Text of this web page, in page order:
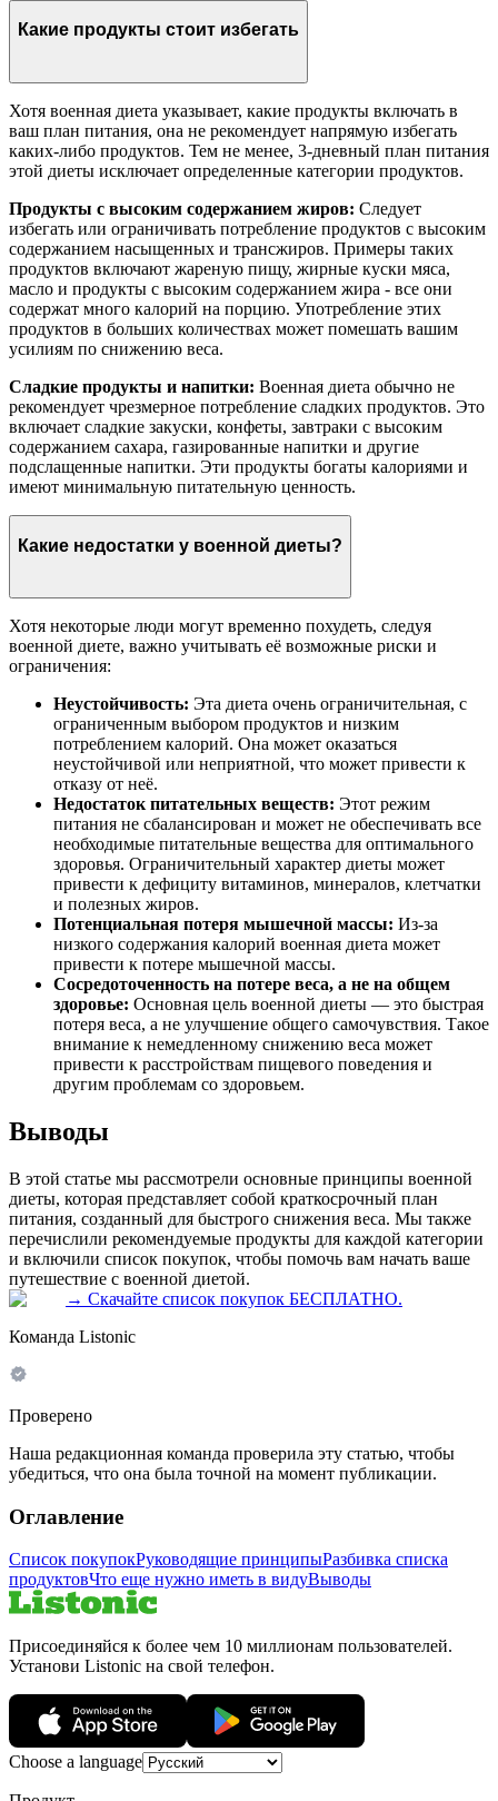
Какие продукты стоит избегать
Хотя военная диета указывает, какие продукты включать в
ваш план питания, она не рекомендует напрямую избегать
каких-либо продуктов. Тем не менее, 3-дневный план питания
этой диеты исключает определенные категории продуктов.
Продукты с высоким содержанием жиров: Следует
избегать или ограничивать потребление продуктов с высоким
содержанием насыщенных и трансжиров. Примеры таких
продуктов включают жареную пищу, жирные куски мяса,
масло и продукты с высоким содержанием жира - все они
содержат много калорий на порцию. Употребление этих
продуктов в больших количествах может помешать вашим
усилиям по снижению веса.
Сладкие продукты и напитки: Военная диета обычно не
рекомендует чрезмерное потребление сладких продуктов. Это
включает сладкие закуски, конфеты, завтраки с высоким
содержанием сахара, газированные напитки и другие
подслащенные напитки. Эти продукты богаты калориями и
имеют минимальную питательную ценность.
Какие недостатки у военной диеты?
Хотя некоторые люди могут временно похудеть, следуя
военной диете, важно учитывать её возможные риски и
ограничения:
Неустойчивость: Эта диета очень ограничительная, с
ограниченным выбором продуктов и низким
потреблением калорий. Она может оказаться
неустойчивой или неприятной, что может привести к
отказу от неё.
Недостаток питательных веществ: Этот режим
питания не сбалансирован и может не обеспечивать все
необходимые питательные вещества для оптимального
здоровья. Ограничительный характер диеты может
привести к дефициту витаминов, минералов, клетчатки
и полезных жиров.
Потенциальная потеря мышечной массы: Из-за
низкого содержания калорий военная диета может
привести к потере мышечной массы.
Сосредоточенность на потере веса, а не на общем
здоровье: Основная цель военной диеты — это быстрая
потеря веса, а не улучшение общего самочувствия. Такое
внимание к немедленному снижению веса может
привести к расстройствам пищевого поведения и
другим проблемам со здоровьем.
Выводы
В этой статье мы рассмотрели основные принципы военной
диеты, которая представляет собой краткосрочный план
питания, созданный для быстрого снижения веса. Мы также
перечислили рекомендуемые продукты для каждой категории
и включили список покупок, чтобы помочь вам начать ваше
путешествие с военной диетой.
→ Скачайте список покупок БЕСПЛАТНО.
Команда Listonic
Проверено
Наша редакционная команда проверила эту статью, чтобы
убедиться, что она была точной на момент публикации.
Оглавление
Список покупокРуководящие принципыРазбивка списка
продуктовЧто еще нужно иметь в видуВыводы
Присоединяйся к более чем 10 миллионам пользователей.
Установи Listonic на свой телефон.
Choose a language